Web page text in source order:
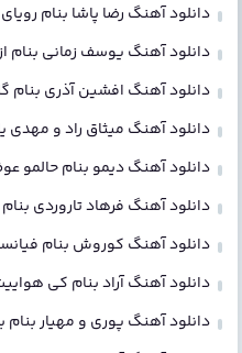
دانلود آهنگ رضا پاشا بنام رویای
دانلود آهنگ یوسف زمانی بنام
دانلود آهنگ افشین آذری بنام
دانلود آهنگ میثاق راد و مهدی
دانلود آهنگ دیمو بنام حالمو
دانلود آهنگ فرهاد تاروردی
دانلود آهنگ کوروش بنام
دانلود آهنگ آراد بنام کی
دانلود آهنگ پوری و مهیار بنام